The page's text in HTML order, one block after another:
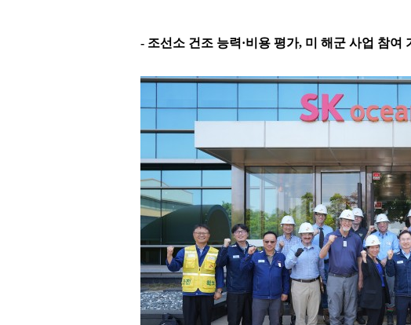
- 조선소 건조 능력·비용 평가, 미 해군 사업 참여